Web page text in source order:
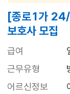
[종로1가
보호사 모집
급여
근무유형
어르신정보